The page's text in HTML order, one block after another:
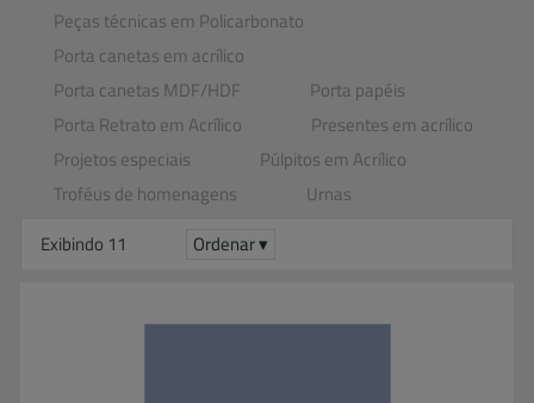
Peças técnicas em Policarbonato
Porta canetas em acrílico
Porta canetas MDF​/​HDF
Porta papéis
Porta Retrato em Acrílico
Presentes em acrílico
Projetos especiais
Púlpitos em Acrílico
Troféus de homenagens
Urnas
Exibindo 11
Ordenar ▾